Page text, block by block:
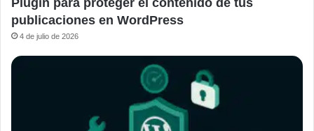
publicaciones en WordPress
4 de julio de 2026